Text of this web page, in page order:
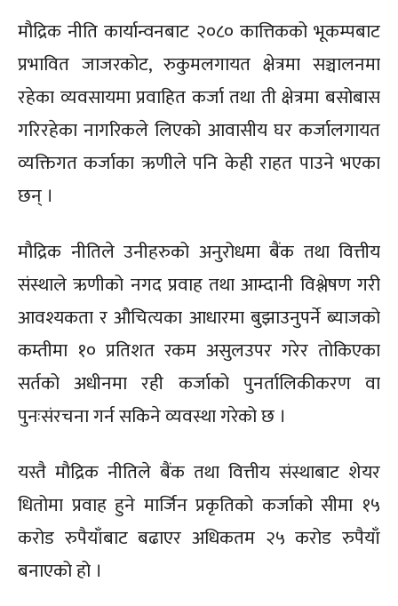
मौद्रिक नीति कार्यान्वनबाट २०८० कात्तिकको भूकम्पबाट
प्रभावित जाजरकोट, रुकुमलगायत क्षेत्रमा सञ्चालनमा
रहेका व्यवसायमा प्रवाहित कर्जा तथा ती क्षेत्रमा बसोबास
गरिरहेका नागरिकले लिएको आवासीय घर कर्जालगायत
व्यक्तिगत कर्जाका ऋणीले पनि केही राहत पाउने भएका
छन् ।
मौद्रिक नीतिले उनीहरुको अनुरोधमा बैंक तथा वित्तीय
संस्थाले ऋणीको नगद प्रवाह तथा आम्दानी विश्लेषण गरी
आवश्यकता र औचित्यका आधारमा बुझाउनुपर्ने ब्याजको
कम्तीमा १० प्रतिशत रकम असुलउपर गरेर तोकिएका
सर्तको अधीनमा रही कर्जाको पुनर्तालिकीकरण वा
पुनःसंरचना गर्न सकिने व्यवस्था गरेको छ ।
यस्तै मौद्रिक नीतिले बैंक तथा वित्तीय संस्थाबाट शेयर
धितोमा प्रवाह हुने मार्जिन प्रकृतिको कर्जाको सीमा १५
करोड रुपैयाँबाट बढाएर अधिकतम २५ करोड रुपैयाँ
बनाएको हो ।